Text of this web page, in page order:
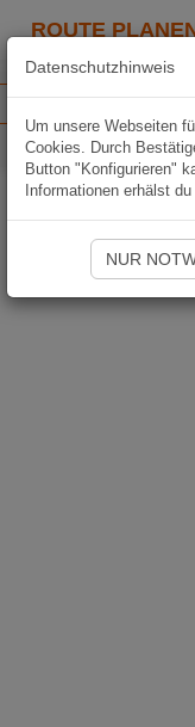
ROUTE
Datenschutzhinweis
Um unsere Webseiten
Cookies. Durch
Button "Konfigurieren"
Informationen erhälst
NUR